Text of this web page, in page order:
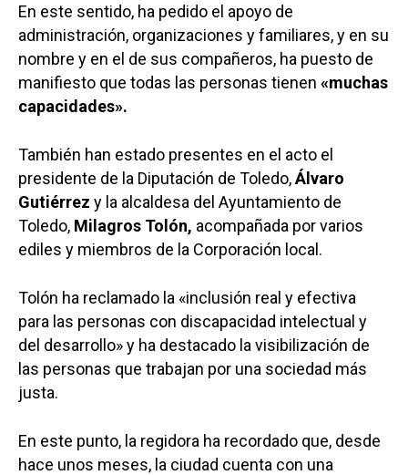
En este sentido, ha pedido el apoyo de
administración, organizaciones y familiares, y en su
nombre y en el de sus compañeros, ha puesto de
manifiesto que todas las personas tienen «muchas
capacidades».
También han estado presentes en el acto el
presidente de la Diputación de Toledo,Álvaro
Gutiérrez y la alcaldesa del Ayuntamiento de
Toledo, Milagros Tolón, acompañada por varios
ediles y miembros de la Corporación local.
Tolón ha reclamado la «inclusión real y efectiva
para las personas con discapacidad intelectual y
del desarrollo» y ha destacado la visibilización de
las personas que trabajan por una sociedad más
justa.
En este punto, la regidora ha recordado que, desde
hace unos meses, la ciudad cuenta con una